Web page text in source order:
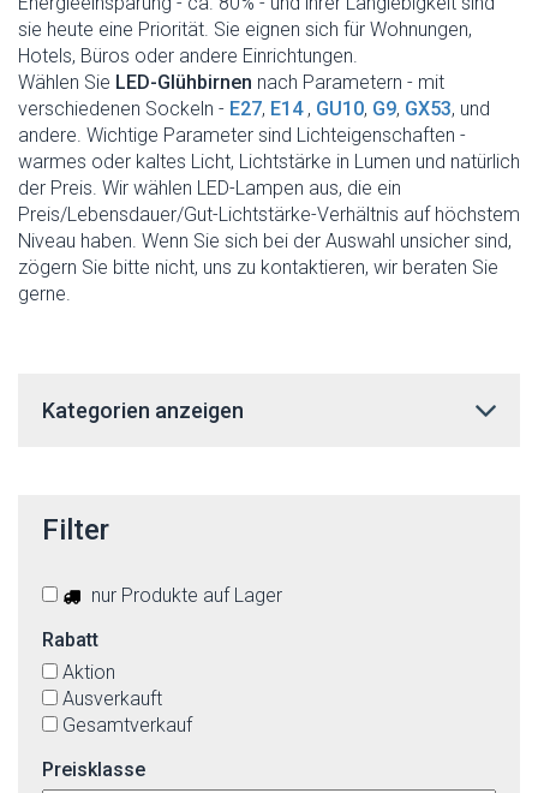
sie heute eine Priorität. Sie eignen sich für Wohnungen,
Hotels, Büros oder andere Einrichtungen.
Wählen Sie LED-Glühbirnen nach Parametern - mit
verschiedenen Sockeln - E27, E14, GU10, G9, GX53, und
andere. Wichtige Parameter sind Lichteigenschaften -
warmes oder kaltes Licht, Lichtstärke in Lumen und natürlich
der Preis. Wir wählen LED-Lampen aus, die ein
Preis/Lebensdauer/Gut-Lichtstärke-Verhältnis auf höchstem
Niveau haben. Wenn Sie sich bei der Auswahl unsicher sind,
zögern Sie bitte nicht, uns zu kontaktieren, wir beraten Sie
gerne.
Kategorien anzeigen
Filter
nur Produkte auf Lager
Rabatt
Aktion
Ausverkauft
Gesamtverkauf
Preisklasse